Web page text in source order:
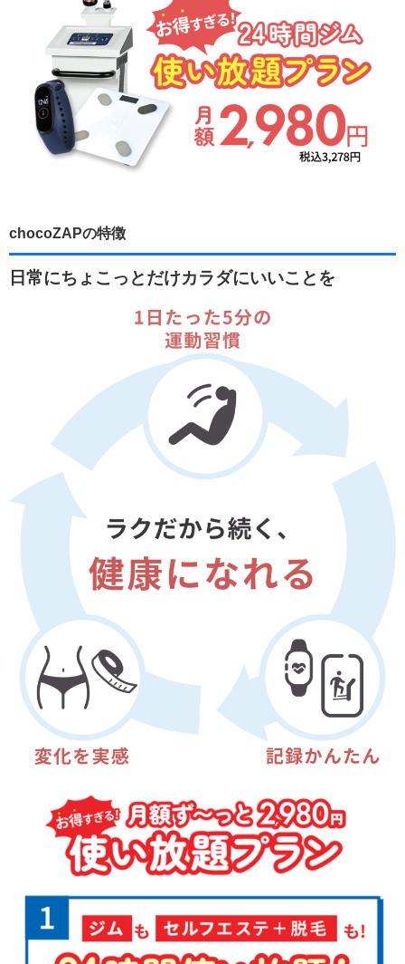
chocoZAPの特徴
日常にちょこっとだけカラダにいいことを